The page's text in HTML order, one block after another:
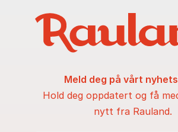
Meld deg på vårt
Hold deg oppdatert og få
nytt fra Rauland.